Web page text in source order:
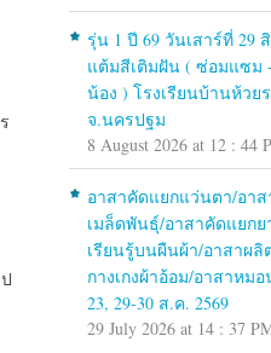
รุ่น 1 ปี 69 วันเสาร์ที่ 29
แต้มสีเติมฝัน ( ซ่อมแซม
น้อง ) โรงเรียนบ้านห้วย
จ.นครปฐม
8 August 2026 at 12 : 44
อาสาคัดแยกแว่นตา/อา
เมล็ดพันธุ์/อาสาคัดแยกย
เรียนรู้บนผืนผ้า/อาสาผ
กางเกงผ้าอ้อม/อาสาหม
23, 29-30 ส.ค. 2569
29 July 2026 at 14 : 37